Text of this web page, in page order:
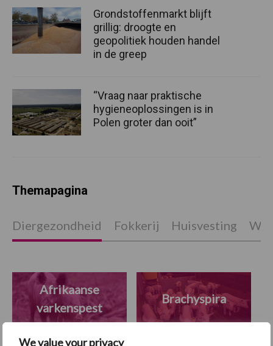
We value your privacy
Grondstoffenmarkt blijft
grillig: droogte en
geopolitiek houden handel
in de greep
“Vraag naar praktische
hygieneoplossingen is in
Polen groter dan ooit”
Themapagina
Diergezondheid Fokkerij Huisvesting
Afrikaanse
varkenspest
Brachyspira